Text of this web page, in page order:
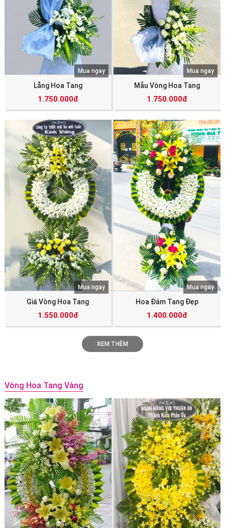
Lẵng Hoa Tang
1.750.000đ
Mua ngay
Mẫu Vòng Hoa Tang
1.750.000đ
Mua ngay
Giá Vòng Hoa Tang
1.550.000đ
Mua ngay
Hoa Đám Tang Đẹp
1.400.000đ
Mua ngay
XEM THÊM
Vòng Hoa Tang Vàng